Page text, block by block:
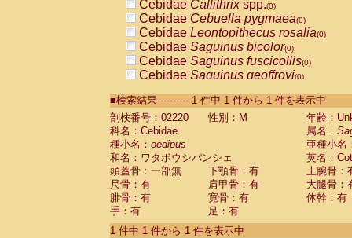
Cebidae Callithrixspp.(0)
Cebidae Cebuella pygmaea(0)
Cebidae Leontopithecus rosalia(0)
Cebidae Saguinus bicolor(0)
Cebidae Saguinus fuscicollis(0)
Cebidae Saguinus geoffroyi(0)
CebidaeSaguinus labiatus(0)
Cebidae Saguinus leucopus (0)
Cebidae
Cebidae
CebidaeSaguinus nigricollis (0)
Cebidae Saguinus oedipus
Cebidae Saguinus weddelli
Cebidae Saguinusspp.
Cebidae Aotus trivirgatus
Cebidae Cebus albifrons
■検索結果-----------1 件中 1 件から 1 件を表示中
剖検番号：02220
性別：M
年齢：
科名：Cebidae
属名：
種小名： oedipus
亜種小名
和名：ワタボウシパンシェ
英名：
頭蓋骨：一部無
下顎骨：有
上腕骨：
尺骨：有
肩甲骨：有
大腿骨：
腓骨：有
寛骨：有
体幹：有
手：有
足：有
1 件中 1 件から 1 件を表示中